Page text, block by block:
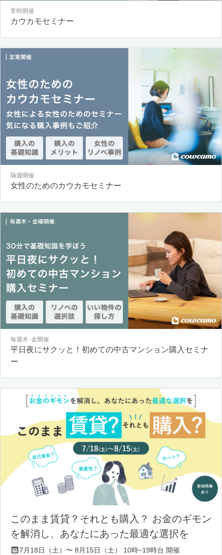
常時開催
カウカモセミナー
隔週開催
女性のためのカウカモセミナー
毎週木･金開催
平日夜にサクッと！初めての中古マンション購入セミナ
ー
このまま賃貸？それとも購入？ お金のギモン
を解消し、あなたにあった最適な選択を
7月18日（土）〜 8月15日（土） 10時~19時台 開催